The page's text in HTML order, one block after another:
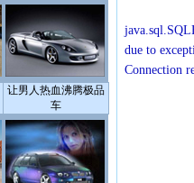
让男人热血沸腾极品
车
due to
Connection